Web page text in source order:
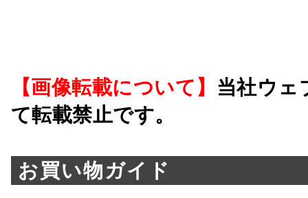
【画像転載について】 当社ウェ
て転載禁止です。
お買い物ガイド